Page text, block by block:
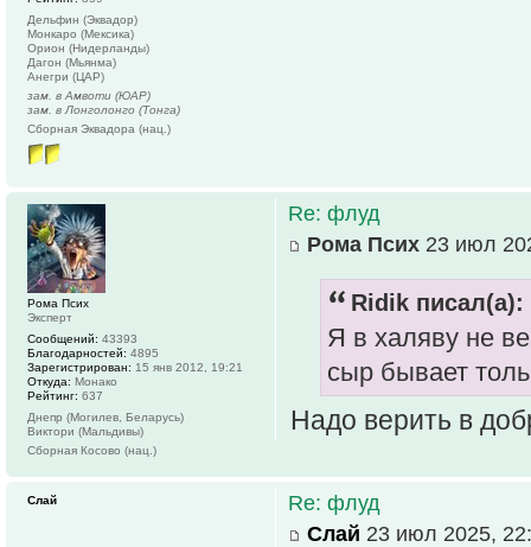
Дельфин (Эквадор)
Монкаро (Мексика)
Орион (Нидерланды)
Дагон (Мьянма)
Анегри (ЦАР)
зам. в Амвоти (ЮАР)
зам. в Лонголонго (Тонга)
Сборная Эквадора (нац.)
Re: флуд
Рома Псих 23 июл
Ridik писал(а):
Я в халяву не
сыр бывает
Надо верить в
Рома Псих
Эксперт
Сообщений: 43393
Благодарностей: 4895
Зарегистрирован: 15 янв 2012, 19:21
Откуда: Монако
Рейтинг: 637
Днепр (Могилев, Беларусь)
Виктори (Мальдивы)
Сборная Косово (нац.)
Re: флуд
Слай 23 июл 2025,
Слай